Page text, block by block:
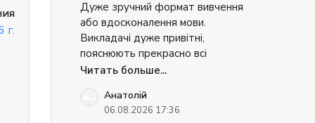
г.
Дуже зручний формат вивчення
або вдосконалення мови.
Викладачі дуже привітні,
пояснюють прекрасно всі
незрозумілі нюанси. Взагалі,
ненав'язлива атмосфера
спілкування, під час якої, в разі
Читать больше...
Анатолій
06.08.2026 17:36